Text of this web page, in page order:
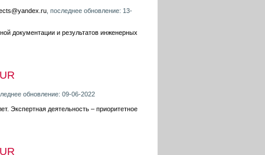
, последнее обновление: 13-
документации и результатов инженерных
обновление: 09-06-2022
Экспертная деятельность – приоритетное